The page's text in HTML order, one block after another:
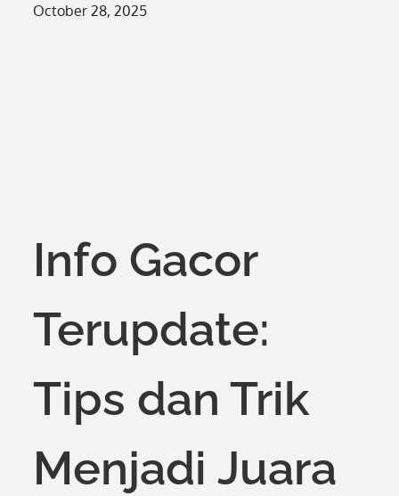
Posted
October 28, 2025
Info Gacor
Terupdate:
Tips dan Trik
Menjadi Juara